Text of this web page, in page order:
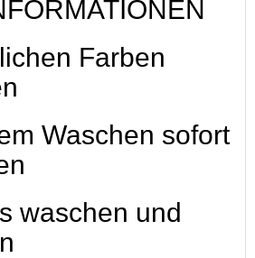
Farben
Waschen sofort
waschen und